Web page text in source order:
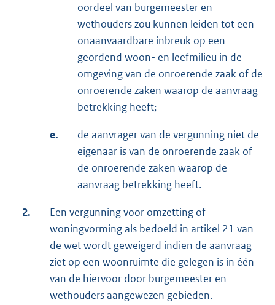
oordeel van burgemeester en
wethouders zou kunnen leiden tot een
onaanvaardbare inbreuk op een
geordend woon- en leefmilieu in de
omgeving van de onroerende zaak of de
onroerende zaken waarop de aanvraag
betrekking heeft;
e.
de aanvrager van de vergunning niet de
eigenaar is van de onroerende zaak of
de onroerende zaken waarop de
aanvraag betrekking heeft.
2.
Een vergunning voor omzetting of
woningvorming als bedoeld in artikel 21 van
de wet wordt geweigerd indien de aanvraag
ziet op een woonruimte die gelegen is in één
van de hiervoor door burgemeester en
wethouders aangewezen gebieden.